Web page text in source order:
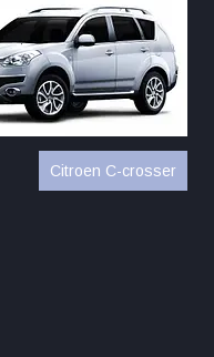
Citroen C-crosser